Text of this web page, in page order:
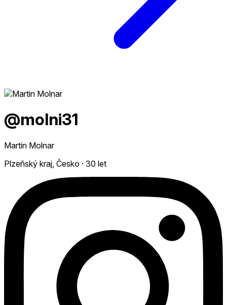
@molni31
Martin Molnar
Plzeňský kraj, Česko · 30 let